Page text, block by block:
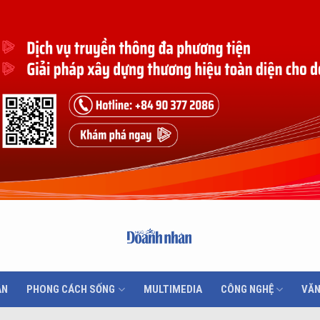
PHONG CÁCH SỐNG MULTIMEDIA CÔNG NGHỆ